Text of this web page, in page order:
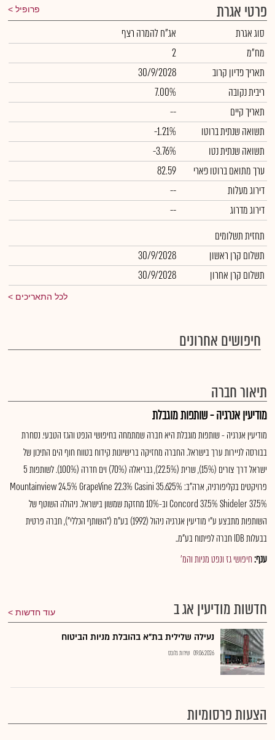
פרטי אגרת פרופיל
סוג אגרת
אג"ח להמרה רצף
מח"מ
2
תאריך פדיון קרוב
30/9/2028
ריבית נקובה
7.00%
תאריך קיים
--
תשואה שנתית ברוטו
-1.21%
תשואה שנתית נטו
-3.76%
ערך מתואם ברוטו פארי
82.59
דירוג מעלות
--
דירוג מדרוג
--
תחזית תשלומים
תשלום קרן ראשון
30/9/2028
תשלום קרן אחרון
30/9/2028
לכל התאריכים
חיפושים אחרונים
תיאור חברה
מודיעין אנרגיה - שותפות מוגבלת
מודיעין אנרגיה - שותפות מוגבלת היא חברה שמתמחה בחיפושי הנפט והגז הטבעי. נסחרת
בבורסה לניירות ערך בישראל. החברה מחזיקה ברישיונות קידוח בטווח חוף הים התיכון של
ישראל דרך צורים (15%), שרית (22.5%), גבריאלה (70%) וים חדרה (100%). לשותפות 5
פרויקטים בקליפורניה, ארה"ב: Mountainview 24.5% GrapeVine 22.3% Casini 35.625%
Concord 37.5% Shideler 37.5% וב-10% מחזקת שמשון בישראל. ניהולה השוטף של
השותפות מתבצע ע”י מודיעין אנרגיה ניהול (1992) בע”מ (“השותף הכללי”), חברה פרטית
בבעלות IDB חברה לפיתוח בע”מ..
ענף:חיפושי גז ונפט מניות והמ'
חדשות מודיעין אג ב עוד חדשות
נעילה שלילית בת"א בהובלת מניות הביטוח
09.06.2026 שירות גלובס
הצעות פרסומיות